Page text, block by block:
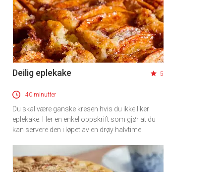
Deilig eplekake 5
40 minutter
Du skal være ganske kresen hvis du ikke liker
eplekake. Her en enkel oppskrift som gjør at du
kan servere den i løpet av en drøy halvtime.